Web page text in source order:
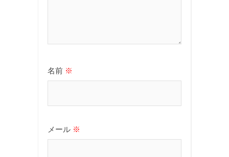
名前 ※
メール ※